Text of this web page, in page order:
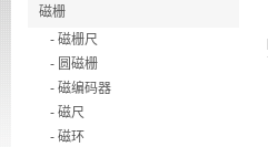
磁栅
- 磁栅尺
- 圆磁栅
- 磁编码器
- 磁尺
- 磁环